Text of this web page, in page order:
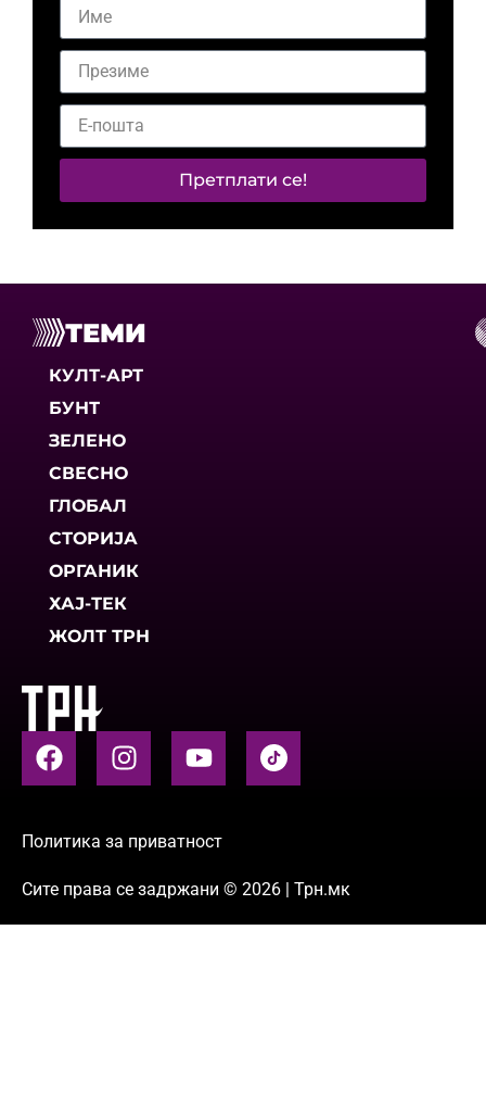
Претплати се!
ТЕМИ
КУЛТ-АРТ
БУНТ
ЗЕЛЕНО
СВЕСНО
ГЛОБАЛ
СТОРИЈА
ОРГАНИК
ХАЈ-ТЕК
ЖОЛТ ТРН
Политика за приватност
Сите права се задржани © 2026 | Трн.мк